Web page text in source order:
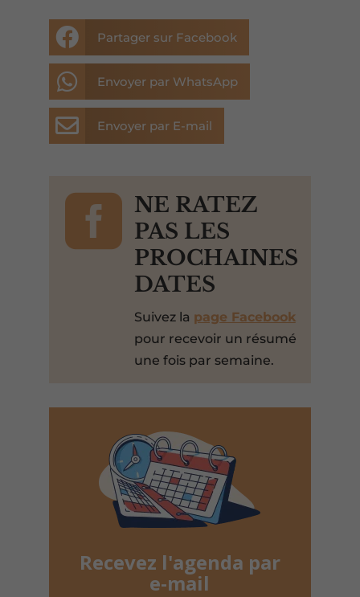
 Partager sur Facebook
 Envoyer par WhatsApp
 Envoyer par E-mail

NE RATEZ
PAS LES
PROCHAINES
DATES
Suivez la page Facebook
pour recevoir un résumé
une fois par semaine.
Recevez l'agenda par
e-mail